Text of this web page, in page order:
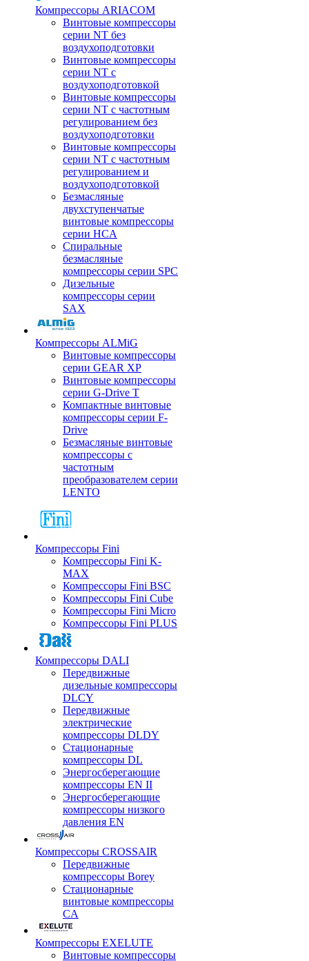
Компрессоры ARIACOM
Винтовые компрессоры
серии NT без
воздухоподготовки
Винтовые компрессоры
серии NT c
воздухоподготовкой
Винтовые компрессоры
серии NT с частотным
регулированием без
воздухоподготовки
Винтовые компрессоры
серии NT с частотным
регулированием и
воздухоподготовкой
Безмасляные
двухступенчатые
винтовые компрессоры
серии HCA
Спиральные
безмасляные
компрессоры серии SPC
Дизельные
компрессоры серии
SAX
Компрессоры ALMiG
Винтовые компрессоры
серии GEAR XP
Винтовые компрессоры
серии G-Drive T
Компактные винтовые
компрессоры серии F-
Drive
Безмасляные винтовые
компрессоры с
частотным
преобразователем серии
LENTO
Компрессоры Fini
Компрессоры Fini K-
MAX
Компрессоры Fini BSC
Компрессоры Fini Cube
Компрессоры Fini Micro
Компрессоры Fini PLUS
Компрессоры DALI
Передвижные
дизельные компрессоры
DLCY
Передвижные
электрические
компрессоры DLDY
Стационарные
компрессоры DL
Энергосберегающие
компрессоры EN II
Энергосберегающие
компрессоры низкого
давления EN
Компрессоры CROSSAIR
Передвижные
компрессоры Borey
Стационарные
винтовые компрессоры
CA
Компрессоры EXELUTE
Винтовые компрессоры